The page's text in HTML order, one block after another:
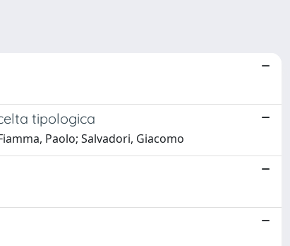
tipologica
Paolo; Salvadori, Giacomo